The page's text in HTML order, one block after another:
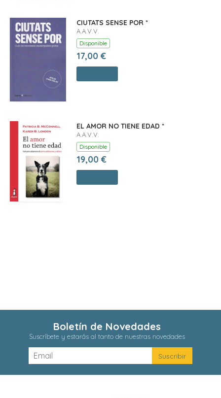
CIUTATS SENSE POR *
A.A.V.V.
Disponible
17,00 €
EL AMOR NO TIENE EDAD *
A.A.V.V.
Disponible
19,00 €
Boletín de Novedades
Suscríbete y estarás al tanto de nuestras novedades